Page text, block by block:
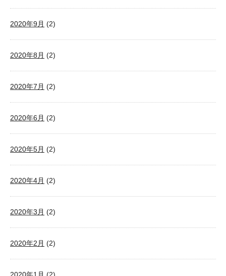
2020年9月 (2)
2020年8月 (2)
2020年7月 (2)
2020年6月 (2)
2020年5月 (2)
2020年4月 (2)
2020年3月 (2)
2020年2月 (2)